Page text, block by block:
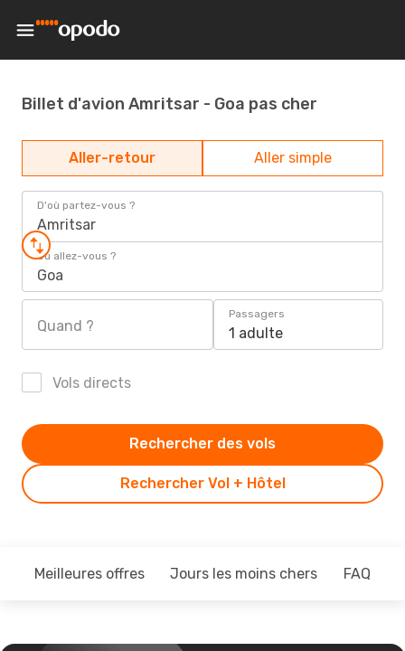
Billet d'avion Amritsar - Goa pas cher
Aller-retour Aller simple
D'où partez-vous ?
Amritsar
Où allez-vous ?
Goa
Quand ?
Passagers
1 adulte
Vols directs
Rechercher Vol + Hôtel
Rechercher des vols
Meilleures offres Jours les moins chers FAQ